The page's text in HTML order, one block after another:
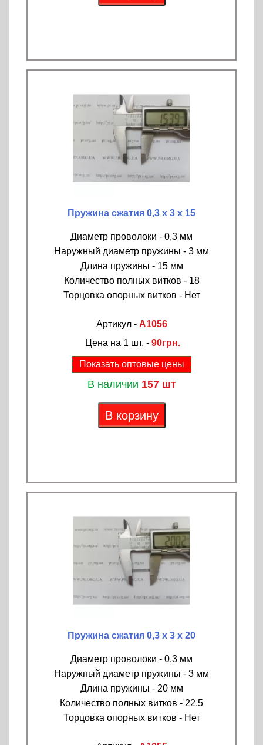
Пружина сжатия 0,3 х 3 х 15
Диаметр проволоки - 0,3 мм
Наружный диаметр пружины - 3 мм
Длина пружины - 15 мм
Количество полных витков - 18
Торцовка опорных витков - Нет
Артикул - A1056
Цена на 1 шт. - 90грн.
Показать оптовые цены
В наличии 157 шт
В корзину
Пружина сжатия 0,3 х 3 х 20
Диаметр проволоки - 0,3 мм
Наружный диаметр пружины - 3 мм
Длина пружины - 20 мм
Количество полных витков - 22,5
Торцовка опорных витков - Нет